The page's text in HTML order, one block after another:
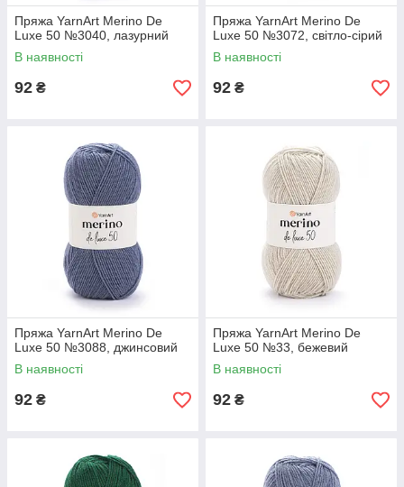
Пряжа YarnArt Merino De
Luxe 50 №3040, лазурний
В наявності
92 ₴
Пряжа YarnArt Merino De
Luxe 50 №3072, світло-сірий
В наявності
92 ₴
Пряжа YarnArt Merino De
Luxe 50 №3088, джинсовий
В наявності
92 ₴
Пряжа YarnArt Merino De
Luxe 50 №33, бежевий
В наявності
92 ₴